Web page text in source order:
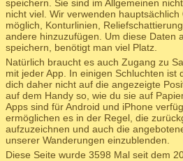
speichern. Sie sind im Allgemeinen
nicht viel. Wir verwenden hauptsächlich
möglich, Konturlinien,
andere hinzuzufügen. Um diese Daten
speichern, benötigt man viel Platz.
Natürlich braucht es auch Zugang zu
mit jeder App. In einigen Schluchten ist
dich daher nicht auf die angezeigte
auf dem Handy so, wie du sie auf
Apps sind für Android und iPhone
ermöglichen es in der Regel, die
aufzuzeichnen und auch die
unserer Wanderungen einzublenden.
Diese Seite wurde 3598 Mal seit dem